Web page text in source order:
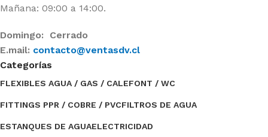
Mañana: 09:00 a 14:00.
Domingo: Cerrado
E.mail: contacto@ventasdv.cl
Categorías
FLEXIBLES AGUA / GAS / CALEFONT / WC
FITTINGS PPR / COBRE / PVCFILTROS DE AGUA
ESTANQUES DE AGUAELECTRICIDAD